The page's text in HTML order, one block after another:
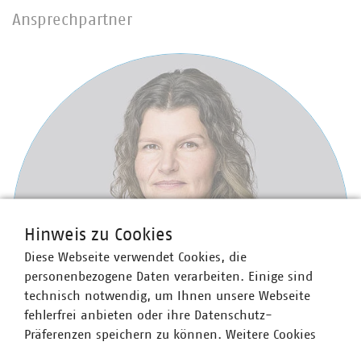
Ansprechpartner
Hinweis zu Cookies
Diese Webseite verwendet Cookies, die
personenbezogene Daten verarbeiten. Einige sind
technisch notwendig, um Ihnen unsere Webseite
fehlerfrei anbieten oder ihre Datenschutz-
Präferenzen speichern zu können. Weitere Cookies